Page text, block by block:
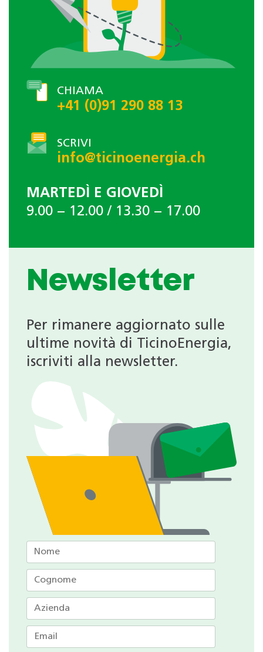
CHIAMA
+41 (0)91 290 88 13
SCRIVI
info@ticinoenergia.ch
MARTEDÌ E GIOVEDÌ
9.00 − 12.00 / 13.30 − 17.00
Newsletter
Per rimanere aggiornato sulle
ultime novità di TicinoEnergia,
iscriviti alla newsletter.